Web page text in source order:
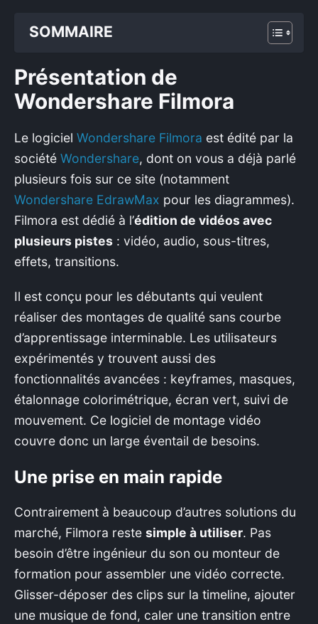
SOMMAIRE
Présentation de
Wondershare Filmora
Le logiciel Wondershare Filmora est édité par la
société Wondershare, dont on vous a déjà parlé
plusieurs fois sur ce site (notamment
Wondershare EdrawMax pour les diagrammes).
Filmora est dédié à l’édition de vidéos avec
plusieurs pistes : vidéo, audio, sous-titres,
effets, transitions.
Il est conçu pour les débutants qui veulent
réaliser des montages de qualité sans courbe
d’apprentissage interminable. Les utilisateurs
expérimentés y trouvent aussi des
fonctionnalités avancées : keyframes, masques,
étalonnage colorimétrique, écran vert, suivi de
mouvement. Ce logiciel de montage vidéo
couvre donc un large éventail de besoins.
Une prise en main rapide
Contrairement à beaucoup d’autres solutions du
marché, Filmora reste simple à utiliser. Pas
besoin d’être ingénieur du son ou monteur de
formation pour assembler une vidéo correcte.
Glisser-déposer des clips sur la timeline, ajouter
une musique de fond, caler une transition entre